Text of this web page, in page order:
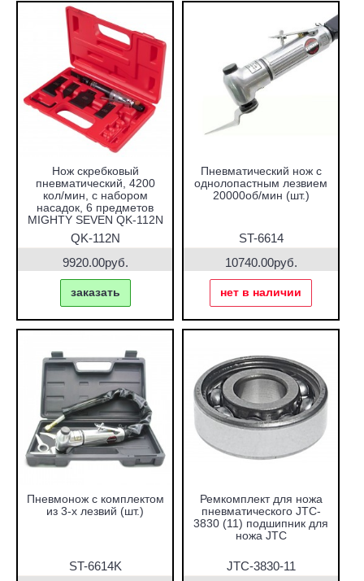
Нож скребковый
пневматический, 4200
кол/мин, с набором
насадок, 6 предметов
MIGHTY SEVEN QK-112N
QK-112N
9920.00руб.
заказать
Пневматический нож с
однолопастным лезвием
20000об/мин (шт.)
ST-6614
10740.00руб.
нет в наличии
Пневмонож с комплектом
из 3-х лезвий (шт.)
ST-6614K
Ремкомплект для ножа
пневматического JTC-
3830 (11) подшипник для
ножа JTC
JTC-3830-11